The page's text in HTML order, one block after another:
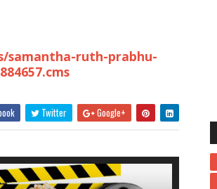
samantha-ruth-prabhu-
Twitter Google+